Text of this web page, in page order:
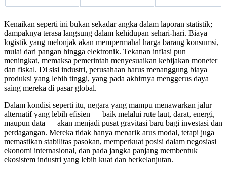
Kenaikan seperti ini bukan sekadar angka dalam laporan statistik;
dampaknya terasa langsung dalam kehidupan sehari-hari. Biaya
logistik yang melonjak akan mempermahal harga barang konsumsi,
mulai dari pangan hingga elektronik. Tekanan inflasi pun
meningkat, memaksa pemerintah menyesuaikan kebijakan moneter
dan fiskal. Di sisi industri, perusahaan harus menanggung biaya
produksi yang lebih tinggi, yang pada akhirnya menggerus daya
saing mereka di pasar global.
Dalam kondisi seperti itu, negara yang mampu menawarkan jalur
alternatif yang lebih efisien — baik melalui rute laut, darat, energi,
maupun data — akan menjadi pusat gravitasi baru bagi investasi dan
perdagangan. Mereka tidak hanya menarik arus modal, tetapi juga
memastikan stabilitas pasokan, memperkuat posisi dalam negosiasi
ekonomi internasional, dan pada jangka panjang membentuk
ekosistem industri yang lebih kuat dan berkelanjutan.